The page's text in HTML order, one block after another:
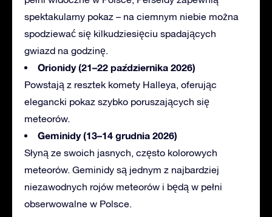
spektakularny pokaz – na ciemnym niebie można
spodziewać się kilkudziesięciu spadających
gwiazd na godzinę.
Orionidy (21–22 października 2026)
Powstają z resztek komety Halleya, oferując
elegancki pokaz szybko poruszających się
meteorów.
Geminidy (13–14 grudnia 2026)
Słyną ze swoich jasnych, często kolorowych
meteorów. Geminidy są jednym z najbardziej
niezawodnych rojów meteorów i będą w pełni
obserwowalne w Polsce.